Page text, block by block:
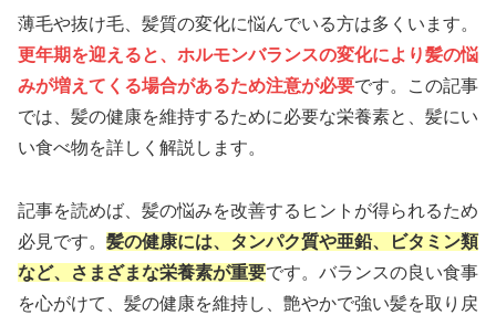
薄毛や抜け毛、髪質の変化に悩んでいる方は多くいます。
更年期を迎えると、ホルモンバランスの変化により髪の悩
みが増えてくる場合があるため注意が必要です。この記事
では、髪の健康を維持するために必要な栄養素と、髪にい
い食べ物を詳しく解説します。
記事を読めば、髪の悩みを改善するヒントが得られるため
必見です。 髪の健康には、タンパク質や亜鉛、ビタミン類
など、さまざまな栄養素が重要です。バランスの良い食事
を心がけて、髪の健康を維持し、艶やかで強い髪を取り戻